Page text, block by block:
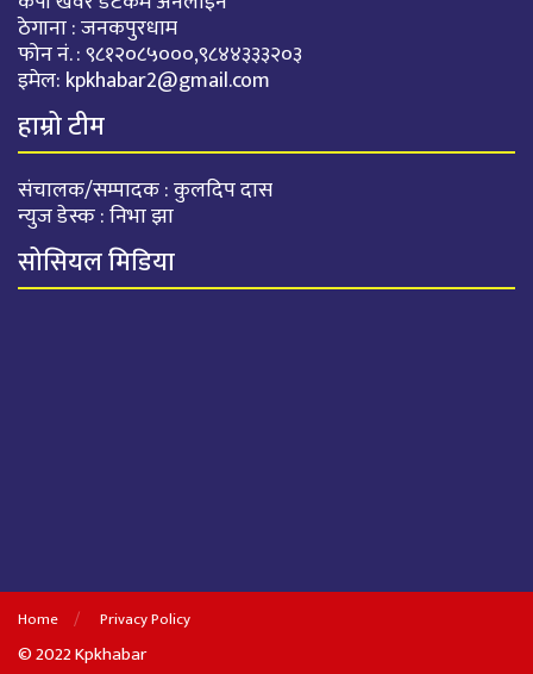
ठेगाना : जनकपुरधाम
फोन नं. : ९८१२०८५०००,९८४४३३३२०३
इमेल: kpkhabar2@gmail.com
हाम्रो टीम
संचालक/सम्पादक : कुलदिप दास
न्युज डेस्क : निभा झा
सोसियल मिडिया
Home Privacy Policy
© 2022 Kpkhabar